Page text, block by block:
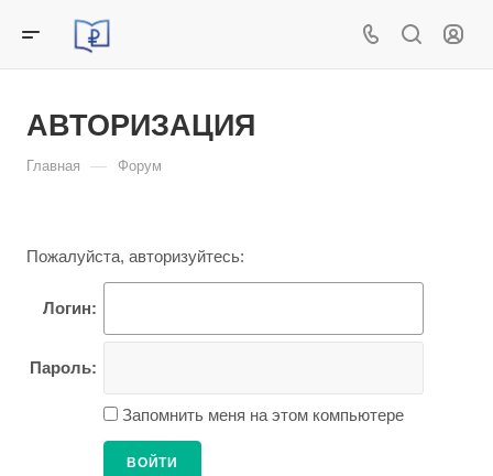
АВТОРИЗАЦИЯ
Главная — Форум
Пожалуйста, авторизуйтесь:
Логин:
Пароль:
Запомнить меня на этом компьютере